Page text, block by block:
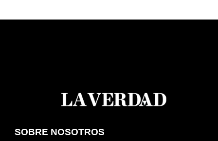
SOBRE NOSOTROS